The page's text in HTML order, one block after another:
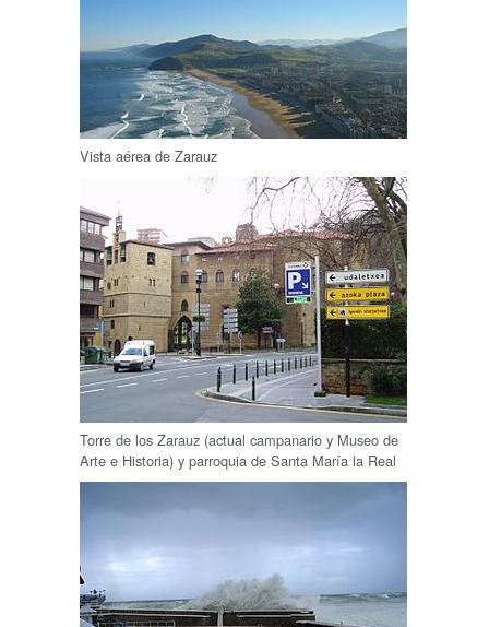
Vista aérea de Zarauz
Torre de los Zarauz (actual campanario y Museo de
Arte e Historia) y parroquia de Santa María la Real